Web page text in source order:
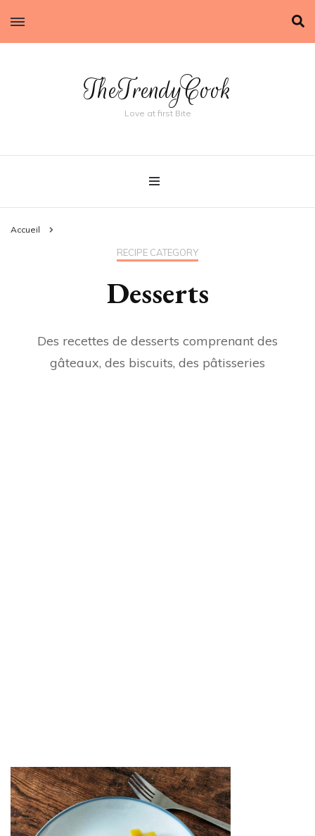
TheTrendyCook
Love at first Bite
Accueil
RECIPE CATEGORY
Desserts
Des recettes de desserts comprenant des
gâteaux, des biscuits, des pâtisseries